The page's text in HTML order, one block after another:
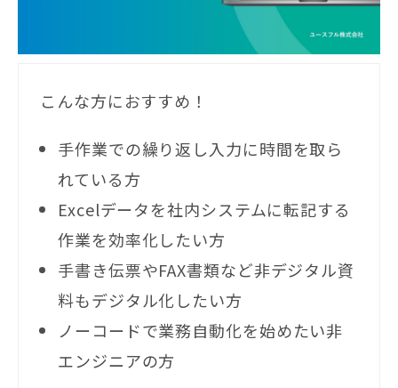
こんな方におすすめ！
手作業での繰り返し入力に時間を取ら
れている方
Excelデータを社内システムに転記する
作業を効率化したい方
手書き伝票やFAX書類など非デジタル資
料もデジタル化したい方
ノーコードで業務自動化を始めたい非
エンジニアの方